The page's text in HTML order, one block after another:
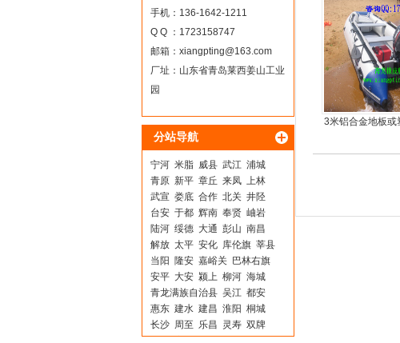
手机：136-1642-1211
Q Q ：1723158747
邮箱： xiangpting@163.com
厂址：山东省青岛莱西姜山工业
园
分站导航
宁河 米脂 威县 武江 浦城
青原 新平 章丘 来凤 上林
武宣 娄底 合作 北关 井陉
台安 于都 辉南 奉贤 岫岩
陆河 绥德 大通 彭山 南昌
解放 太平 安化 库伦旗 莘县
当阳
隆安 嘉峪关
巴林右旗
安平 大安 颍上 柳河 海城
青龙满族自治县 吴江 都安
惠东 建水 建昌 淮阳 桐城
长沙 周至 乐昌 灵寿 双牌
3米铝合金地板或